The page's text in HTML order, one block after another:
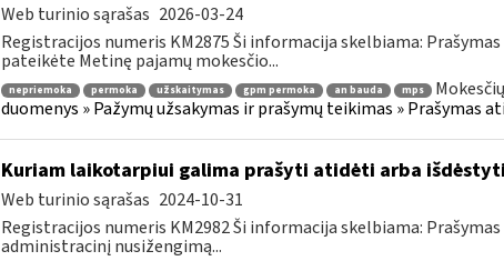
Web turinio sąrašas 2026-03-24
Registracijos numeris KM2875 Ši informacija skelbiama:
pateikėte Metinę pajamų mokesčio...
nepriemoka permoka užskaitymas gpm permoka an bauda mps
duomenys » Pažymų užsakymas ir prašymų teikimas »
Kuriam laikotarpiui galima prašyti atidėti arba
Web turinio sąrašas 2024-10-31
Registracijos numeris KM2982 Ši informacija skelbiama:
administracinį nusižengimą...